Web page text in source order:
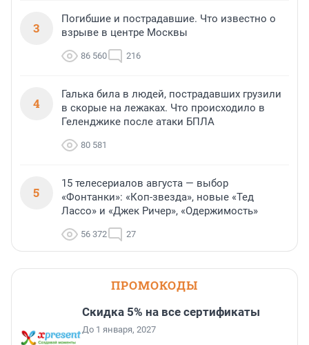
3
Погибшие и пострадавшие. Что известно о
взрыве в центре Москвы
86 560 216
4
Галька била в людей, пострадавших грузили
в скорые на лежаках. Что происходило в
Геленджике после атаки БПЛА
80 581
5
15 телесериалов августа — выбор
«Фонтанки»: «Коп-звезда», новые «Тед
Лассо» и «Джек Ричер», «Одержимость»
56 372 27
ПРОМОКОДЫ
Скидка 5% на все сертификаты
До 1 января, 2027